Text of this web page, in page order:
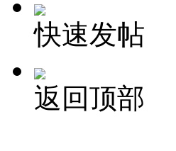
快速发帖
返回顶部